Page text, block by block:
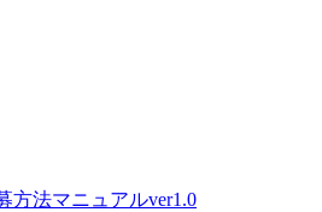
方法マニュアルver1.0